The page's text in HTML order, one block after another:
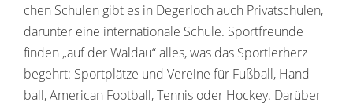
chen Schulen gibt es in Deger­loch auch Privat­schulen,
darunter eine inter­na­tio­nale Schule. Sport­freunde
finden „auf der Waldau“ alles, was das Sport­ler­herz
begehrt: Sport­plätze und Vereine für Fußball, Hand­
ball, American Foot­ball, Tennis oder Hockey. Darüber